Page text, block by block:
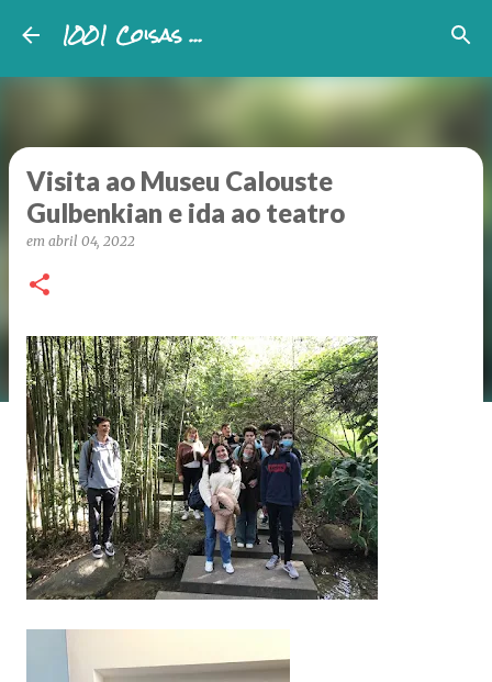
Avançar para o conteúdo principal
1001 Coisas ...
Visita ao Museu Calouste
Gulbenkian e ida ao teatro
em abril 04, 2022